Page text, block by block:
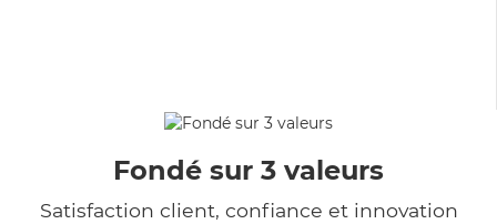
Fondé sur 3 valeurs
Satisfaction client, confiance et innovation